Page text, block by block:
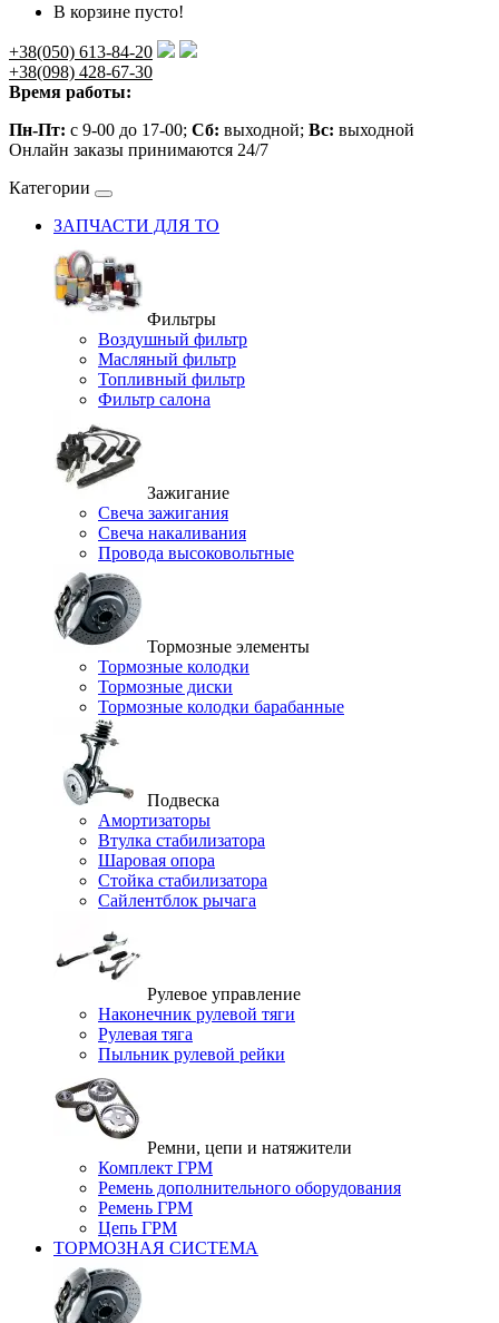
В корзине пусто!
+38(050) 613-84-20
+38(098) 428-67-30
Время работы:
Пн-Пт: с 9-00 до 17-00; Сб: выходной; Вс: выходной
Онлайн заказы принимаются 24/7
Категории
ЗАПЧАСТИ ДЛЯ ТО
Фильтры
Воздушный фильтр
Масляный фильтр
Топливный фильтр
Фильтр салона
Зажигание
Свеча зажигания
Свеча накаливания
Провода высоковольтные
Тормозные элементы
Тормозные колодки
Тормозные диски
Тормозные колодки барабанные
Подвеска
Амортизаторы
Втулка стабилизатора
Шаровая опора
Стойка стабилизатора
Сайлентблок рычага
Рулевое управление
Наконечник рулевой тяги
Рулевая тяга
Пыльник рулевой рейки
Ремни, цепи и натяжители
Комплект ГРМ
Ремень дополнительного оборудования
Ремень ГРМ
Цепь ГРМ
ТОРМОЗНАЯ СИСТЕМА